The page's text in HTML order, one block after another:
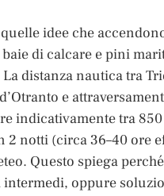
idee che
di calcare e pini
distanza nautica tra
e
indicativamente tra
notti (circa 36–40 ore
Questo spiega
oppure